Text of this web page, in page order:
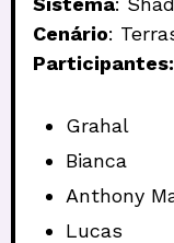
Cenário:
Participantes:
Grahal
Bianca
Anthony
Lucas